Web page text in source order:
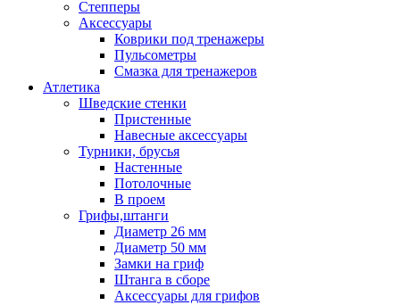
Степперы
Аксессуары
Коврики под тренажеры
Пульсометры
Смазка для тренажеров
Атлетика
Шведские стенки
Пристенные
Навесные аксессуары
Турники, брусья
Настенные
Потолочные
В проем
Грифы,штанги
Диаметр 26 мм
Диаметр 50 мм
Замки на гриф
Штанга в сборе
Аксессуары для грифов